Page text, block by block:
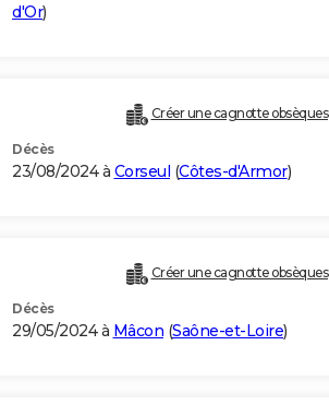
d'Or)
Créer une cagnotte obsèques
Décès
23/08/2024 à Corseul (Côtes-d'Armor)
Créer une cagnotte obsèques
Décès
29/05/2024 à Mâcon (Saône-et-Loire)